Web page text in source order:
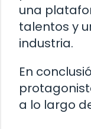
una
talentos y
industria.
En
a lo largo